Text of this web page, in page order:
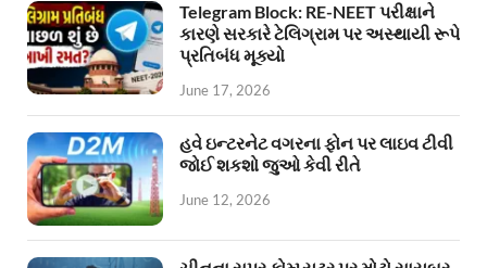
Telegram Block: RE-NEET પરીક્ષાને
કારણે સરકારે ટેલિગ્રામ પર અસ્થાયી રૂપે
પ્રતિબંધ મૂક્યો
June 17, 2026
હવે ઇન્ટરનેટ વગરના ફોન પર લાઇવ ટીવી
જોઈ શકશો જુઓ કેવી રીતે
June 12, 2026